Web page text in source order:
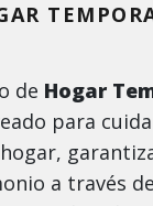
de Hogar
para
a través